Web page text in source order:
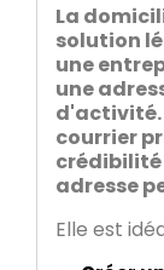
La
solution
une
une
d'activité.
courrier
crédibilité
adresse
Elle est